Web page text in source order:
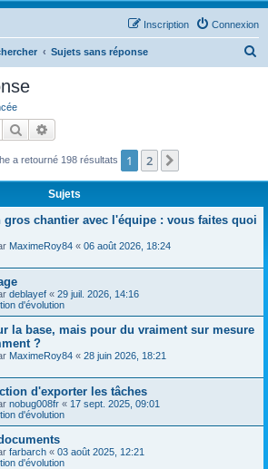
Connexion
Inscription
Sujets sans réponse
c
Rechercher
a retourné 198 résultats 1 2
Sujets
gros chantier avec l'équipe : vous faites quoi
MaximeRoy84 « 06 août 2026, 18:24
deblayef « 29 juil. 2026, 14:16
d'évolution
la base, mais pour du vraiment sur mesure
?
MaximeRoy84 « 28 juin 2026, 18:21
d'exporter les tâches
nobug008fr « 17 sept. 2025, 09:01
d'évolution
farbarch « 03 août 2025, 12:21
d'évolution